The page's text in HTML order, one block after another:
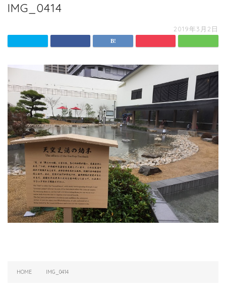
IMG_0414
2019年3月2日
HOME IMG_0414